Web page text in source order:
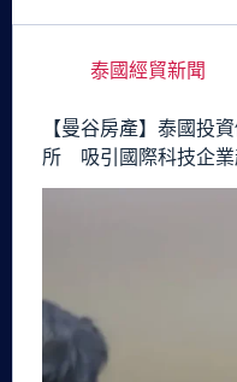
泰國經貿新聞
【曼谷房產】泰國投
所 吸引國際科技企業